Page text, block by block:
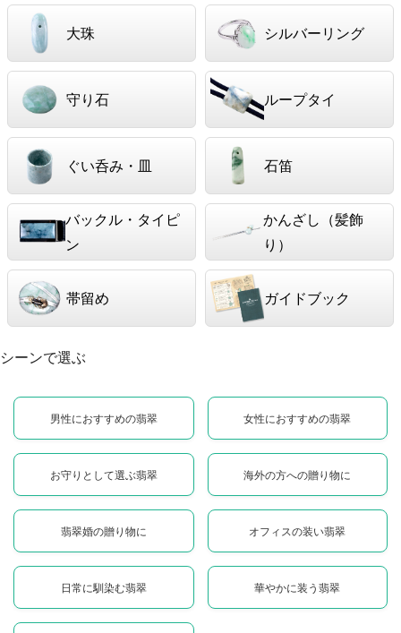
大珠 シルバーリング
守り石 ループタイ
ぐい呑み・皿 石笛
バックル・タイピ
ン
かんざし（髪飾
り）
帯留め ガイドブック
シーンで選ぶ
男性におすすめの翡翠 女性におすすめの翡翠
お守りとして選ぶ翡翠 海外の方への贈り物に
翡翠婚の贈り物に オフィスの装い翡翠
日常に馴染む翡翠 華やかに装う翡翠